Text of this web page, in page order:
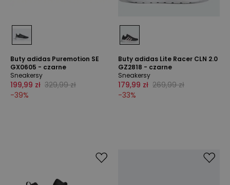
Buty adidas Puremotion SE
GX0605 - czarne
Sneakersy
199,99 zł 329,99 zł
-39%
Buty adidas Lite Racer CLN 2.0
GZ2818 - czarne
Sneakersy
179,99 zł 269,99 zł
-33%